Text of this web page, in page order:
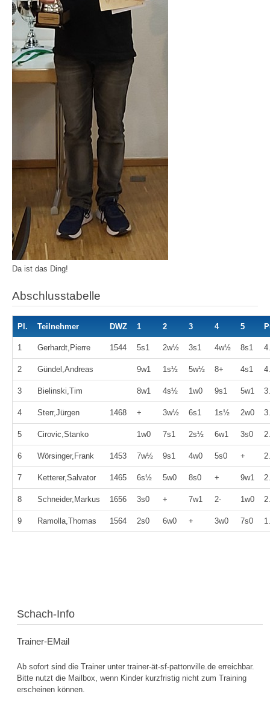
Da ist das Ding!
Abschlusstabelle
Pl. Teilnehmer DWZ 1 2 3 4 5
1 Gerhardt,Pierre 1544 5s1 2w½ 3s1 4w½ 8s1
2 Gündel,Andreas 9w1 1s½ 5w½ 8+ 4s1
3 Bielinski,Tim 8w1 4s½ 1w0 9s1 5w1
4 Sterr,Jürgen 1468 + 3w½ 6s1 1s½ 2w0
5 Cirovic,Stanko 1w0 7s1 2s½ 6w1 3s0
6 Wörsinger,Frank 1453 7w½ 9s1 4w0 5s0 +
7 Ketterer,Salvator 1465 6s½ 5w0 8s0 + 9w1
8 Schneider,Markus 1656 3s0 + 7w1 2- 1w0
9 Ramolla,Thomas 1564 2s0 6w0 + 3w0 7s0
Schach-Info
Trainer-EMail
Ab sofort sind die Trainer unter trainer-ät-sf-pattonville.de erreichbar.
Bitte nutzt die Mailbox, wenn Kinder kurzfristig nicht zum Training
erscheinen können.